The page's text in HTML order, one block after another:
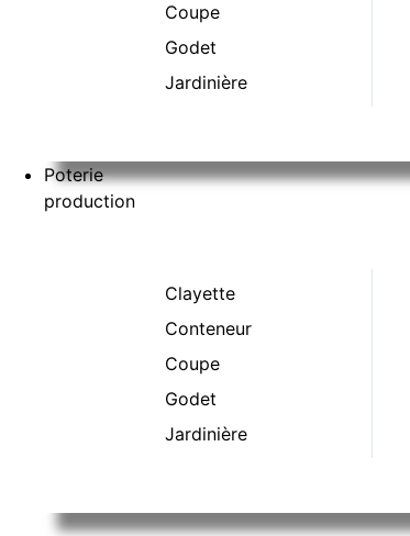
Coupe
Godet
Jardinière
Poterie
production
Clayette
Conteneur
Coupe
Godet
Jardinière